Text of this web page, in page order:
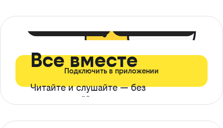
Все вместе
Читайте и слушайте — без
ограничений*
Подключить в приложении